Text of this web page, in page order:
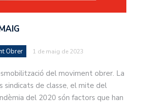
Obrer 1 de maig de 2023
del moviment obrer. La
sindicats de classe, el mite del
del 2020 són factors que han